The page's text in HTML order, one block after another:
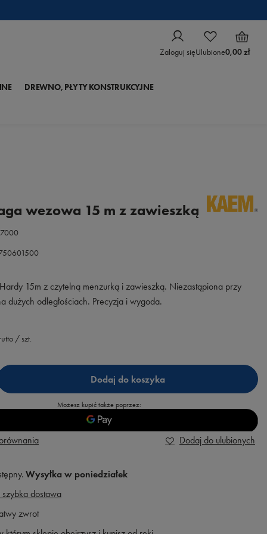
Zaloguj sięUlubione0,00 zł
DREWNO, PŁYTY KONSTRUKCYJNE
wezowa 15 m z zawieszką
15m z czytelną menzurką i zawieszką. Niezastąpiona przy
dużych odległościach. Precyzja i wygoda.
/ szt.
Dodaj do koszyka
Możesz kupić także poprzez:
Dodaj do ulubionych
Wysyłka w poniedziałek
dostawa
zwrot